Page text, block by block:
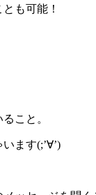
も可能！
こと。
ます(;’∀’)